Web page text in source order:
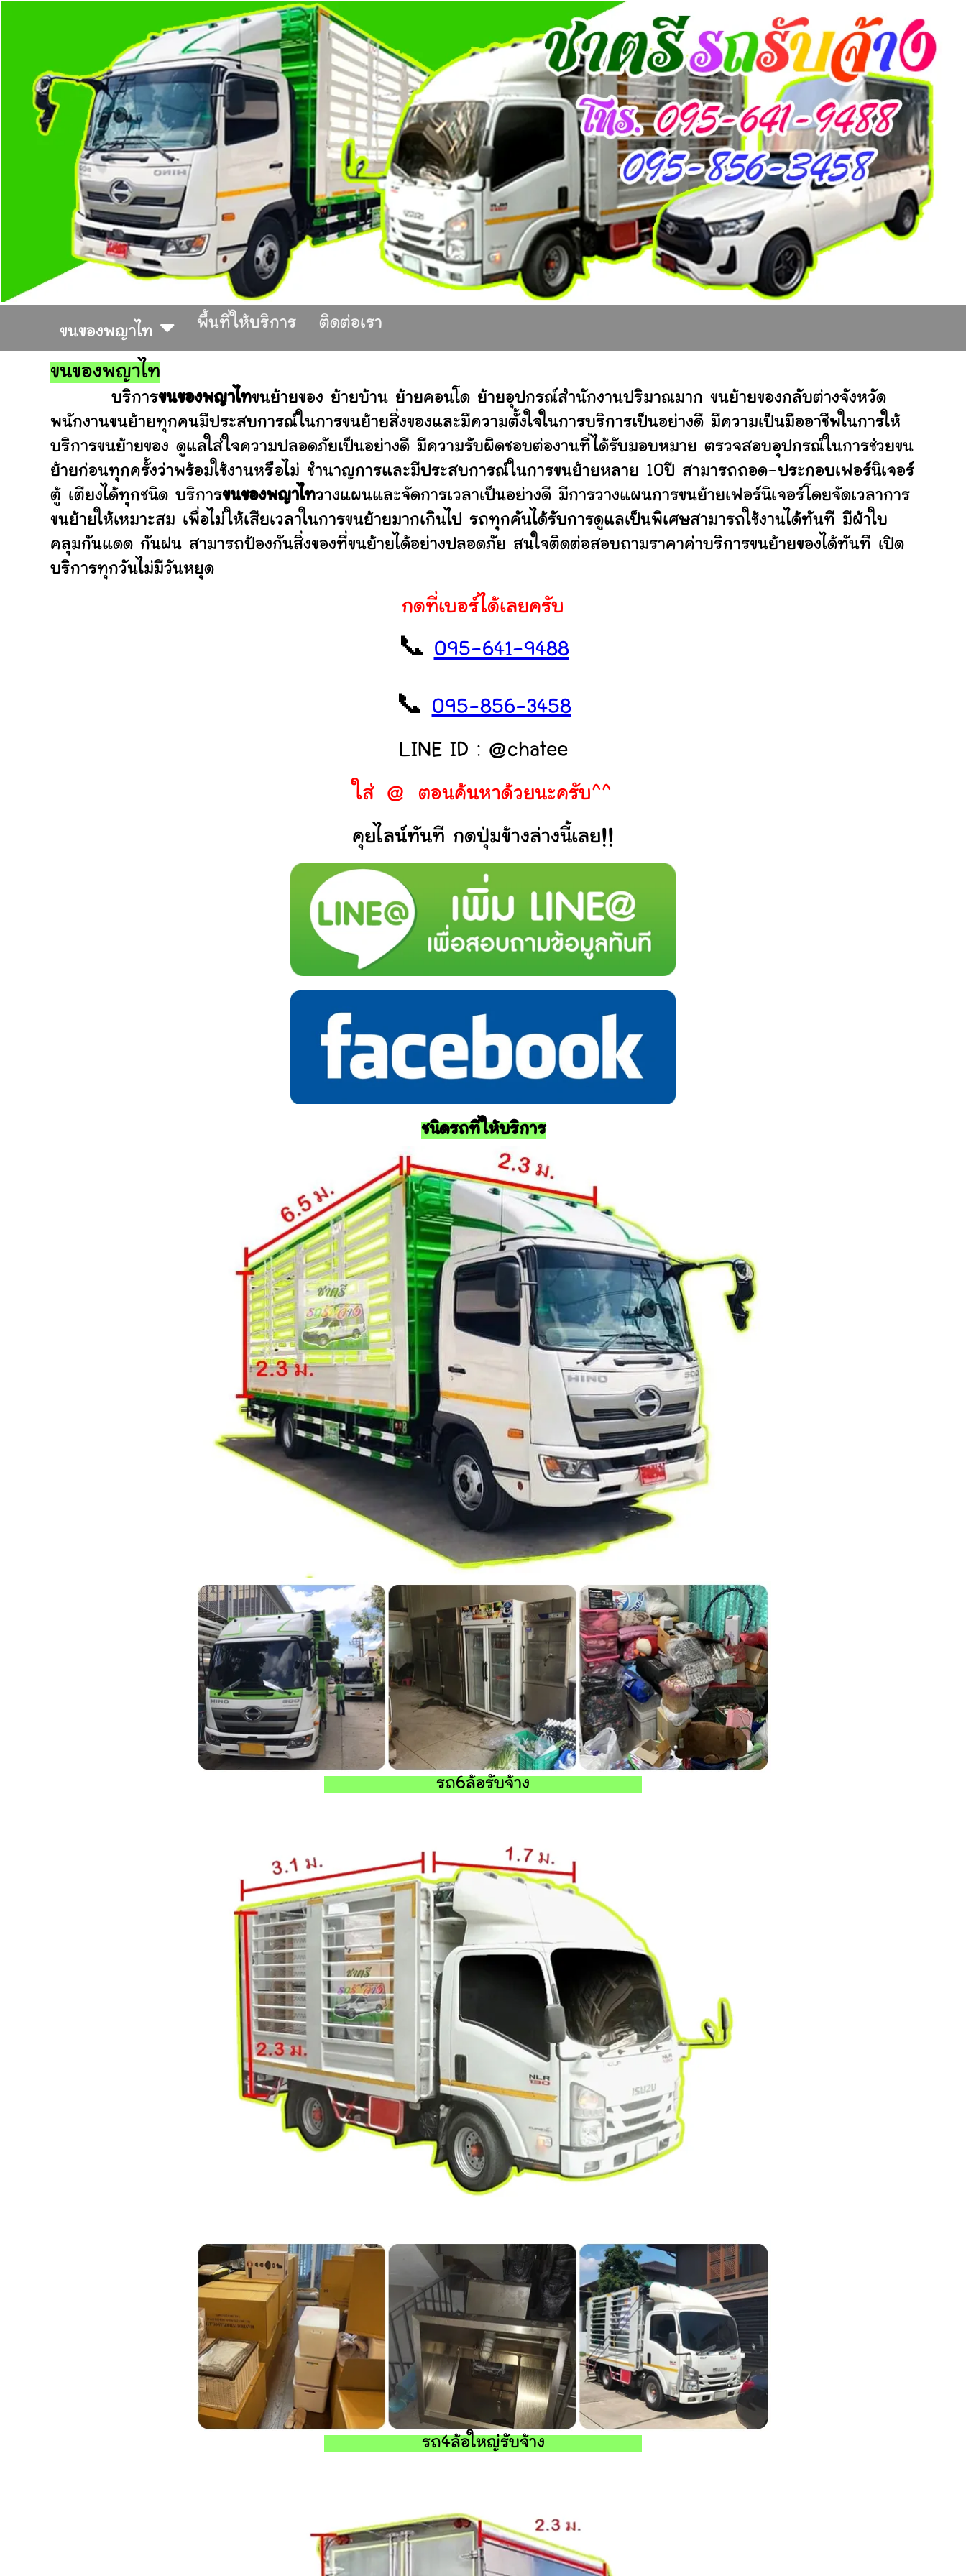
ขนของพญาไท
พื้นที่ให้บริการ ติดต่อเรา
ขนของพญาไท
บริการขนของพญาไทขนย้ายของ ย้ายบ้าน ย้ายคอนโด ย้ายอุปกรณ์สำนักงานปริมาณมาก ขนย้ายของกลับต่างจังหวัด
พนักงานขนย้ายทุกคนมีประสบการณ์ในการขนย้ายสิ่งของและมีความตั้งใจในการบริการเป็นอย่างดี มีความเป็นมืออาชีพในการให้
บริการขนย้ายของ ดูแลใส่ใจความปลอดภัยเป็นอย่างดี มีความรับผิดชอบต่องานที่ได้รับมอบหมาย ตรวจสอบอุปกรณ์ในการช่วยขน
ย้ายก่อนทุกครั้งว่าพร้อมใช้งานหรือไม่ ชำนาญการและมีประสบการณ์ในการขนย้ายหลาย 10ปี สามารถถอด-ประกอบเฟอร์นิเจอร์
ตู้ เตียงได้ทุกชนิด บริการขนของพญาไทวางแผนและจัดการเวลาเป็นอย่างดี มีการวางแผนการขนย้ายเฟอร์นิเจอร์โดยจัดเวลาการ
ขนย้ายให้เหมาะสม เพื่อไม่ให้เสียเวลาในการขนย้ายมากเกินไป รถทุกคันได้รับการดูแลเป็นพิเศษสามารถใช้งานได้ทันที มีผ้าใบ
คลุมกันแดด กันฝน สามารถป้องกันสิ่งของที่ขนย้ายได้อย่างปลอดภัย สนใจติดต่อสอบถามราคาค่าบริการขนย้ายของได้ทันที เปิด
บริการทุกวันไม่มีวันหยุด
กดที่เบอร์ได้เลยครับ
📞 095-641-9488
📞 095-856-3458
LINE ID : @chatee
ใส่ @ ตอนค้นหาด้วยนะครับ^^
คุยไลน์ทันที กดปุ่มข้างล่างนี้เลย!!
ชนิดรถที่ให้บริการ
รถ6ล้อรับจ้าง
รถ4ล้อใหญ่รับจ้าง